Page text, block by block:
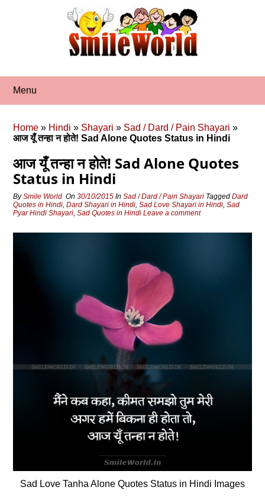
Menu
Home » Hindi » Shayari » Sad / Dard / Pain Shayari »
आज यूँ तन्हा न होते! Sad Alone Quotes Status in Hindi
आज यूँ तन्हा न होते! Sad Alone Quotes
Status in Hindi
BySmile World On30/10/2015 InSad / Dard / Pain Shayari TaggedDard
Quotes in Hindi,Dard Shayari in Hindi,Sad Love Shayari in Hindi,Sad
Pyar Hindi Shayari,Sad Quotes in Hindi Leave a comment
Sad Love Tanha Alone Quotes Status in Hindi Images